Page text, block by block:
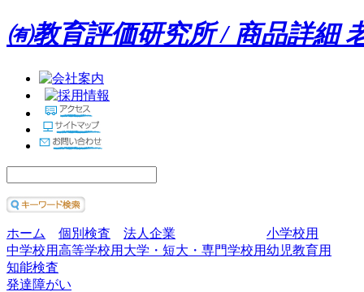
㈲教育評価研究所 / 商品詳細
ホーム 個別検査 法人企業
小学校用
中学校用高等学校用 大学・短大・専門学校用幼児教育用
知能検査
発達障がい